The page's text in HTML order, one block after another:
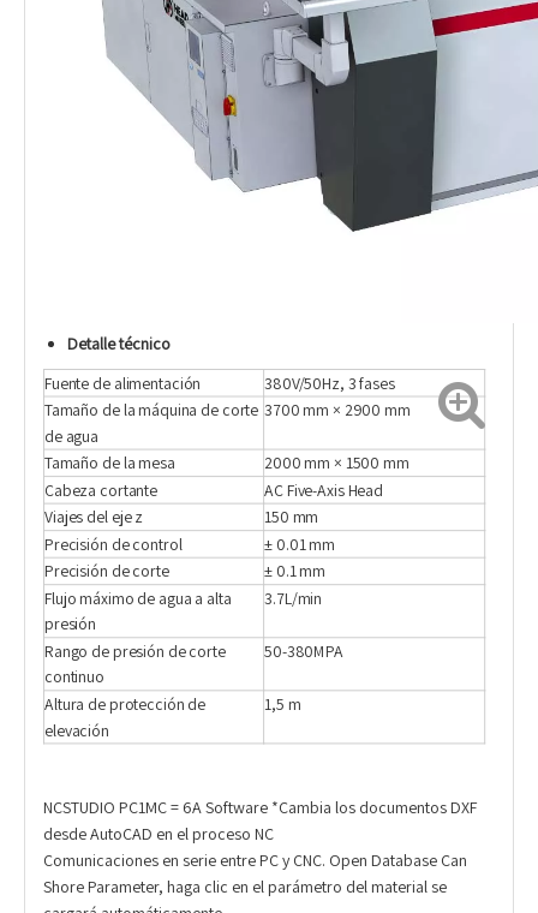
Detalle técnico
Fuente de alimentación
380V/50Hz, 3 fases
Tamaño de la máquina de corte
de agua
3700 mm × 2900 mm
Tamaño de la mesa
2000 mm × 1500 mm
Cabeza cortante
AC Five-Axis Head
Viajes del eje z
150 mm
Precisión de control
± 0.01 mm
Precisión de corte ± 0.1 mm
Flujo máximo de agua a alta
presión
3.7L/min
Rango de presión de corte
continuo
50-380MPA
Altura de protección de
elevación
1,5 m
NCSTUDIO PC1MC = 6A Software *Cambia los documentos DXF
desde AutoCAD en el proceso NC
Comunicaciones en serie entre PC y CNC. Open Database Can
Shore Parameter, haga clic en el parámetro del material se